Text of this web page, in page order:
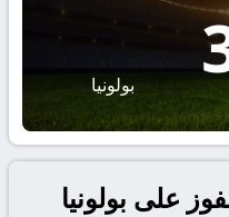
بولونيا
على بولونيا